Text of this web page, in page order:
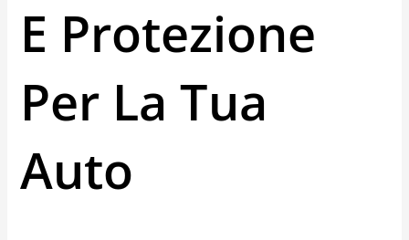
E Protezione
Per La Tua
Auto